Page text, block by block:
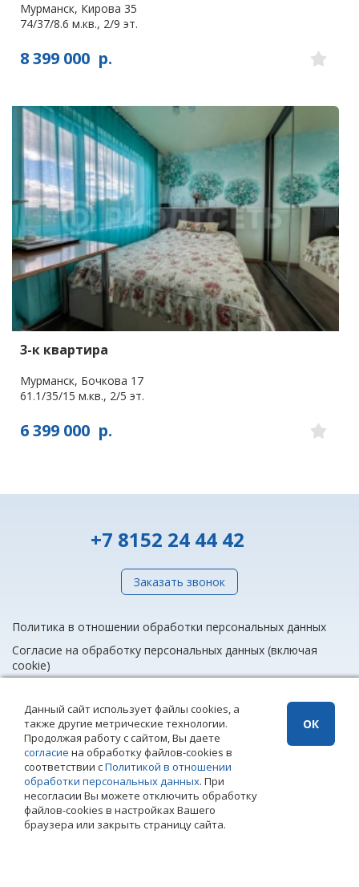
Мурманск, Кирова 35
74/37/8.6 м.кв., 2/9 эт.
8 399 000 р.
3-к квартира
Мурманск, Бочкова 17
61.1/35/15 м.кв., 2/5 эт.
6 399 000 р.
+7 8152 24 44 42
Заказать звонок
Политика в отношении обработки персональных данных
Согласие на обработку персональных данных (включая
cookie)
info@rieltnet.ru
© 2005 - 2026 ООО Агентство недвижимости «Риэлт» Мурманск, ул.
Полярные Зори, 20, офис 1, телефон единой линии недвижимости
(8152) 24 44 42,
Использование материалов возможно только при установке прямой
ссылки на страницу-источник. Использование сайта означает
согласие сПолитикой конфиденциальности
недвижимости «Риэлт»
Данный сайт использует файлы cookies, а
также другие метрические технологии.
Продолжая работу с сайтом, Вы даете
согласие на обработку файлов-cookies в
соответствии сПолитикой в отношении
обработки персональных данных. При
несогласии Вы можете отключить обработку
файлов-cookies в настройках Вашего
браузера или закрыть страницу сайта.
ОК